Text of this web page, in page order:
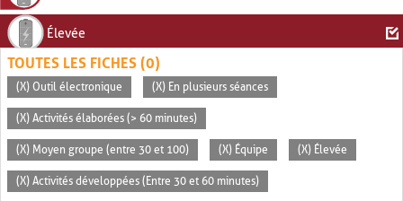
Élevée
TOUTES LES FICHES (0)
(X) Outil électronique (X) En plusieurs séances
(X) Activités élaborées (> 60 minutes)
(X) Moyen groupe (entre 30 et 100) (X) Équipe (X) Élevée
(X) Activités développées (Entre 30 et 60 minutes)